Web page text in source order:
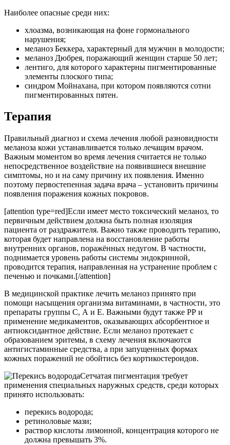
Наиболее опасные среди них:
хлоазма, возникающая на фоне гормонального
нарушения;
меланоз Беккера, характерный для мужчин в молодости;
меланоз Дюбрея, поражающий женщин старше 50 лет;
лентиго, для которого характерны пигментированные
элементы плоского типа;
синдром Мойнахана, при котором появляются сотни
пигментированных пятен.
Терапия
Правильный диагноз и схема лечения любой разновидности
меланоза кожи устанавливается только лечащим врачом.
Важным моментом во время лечения считается не только
непосредственное воздействие на появившиеся внешние
симптомы, но и на саму причину их появления. Именно
поэтому первостепенная задача врача – установить причины
появления поражения кожных покровов.
[attention type=red]Если имеет место токсический меланоз, то
первичным действием должна быть полная изоляция
пациента от раздражителя. Важно также проводить терапию,
которая будет направлена на восстановление работы
внутренних органов, поражённых недугом. В частности,
поднимается уровень работы системы эндокринной,
проводится терапия, направленная на устранение проблем с
печенью и почками.[/attention]
В медицинской практике лечить меланоз принято при
помощи насыщения организма витаминами, в частности, это
препараты группы С, А и Е. Важными будут также РР и
применение медикаментов, оказывающих абсорбентное и
антиоксидантное действие. Если меланоз протекает с
образованием эритемы, в схему лечения включаются
антигистаминные средства, а при запущенных формах
кожных поражений не обойтись без кортикостероидов.
Сетчатая пигментация требует
применения специальных наружных средств, среди которых
принято использовать:
перекись водорода;
ретиноловые мази;
раствор кислоты лимонной, концентрация которого не
должна превышать 3%.